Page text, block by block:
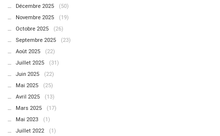
Décembre 2025
(50)
Novembre 2025
(19)
Octobre 2025
(26)
Septembre 2025
(23)
Août 2025
(22)
Juillet 2025
(31)
Juin 2025
(22)
Mai 2025
(25)
Avril 2025
(13)
Mars 2025
(17)
Mai 2023
(1)
Juillet 2022
(1)